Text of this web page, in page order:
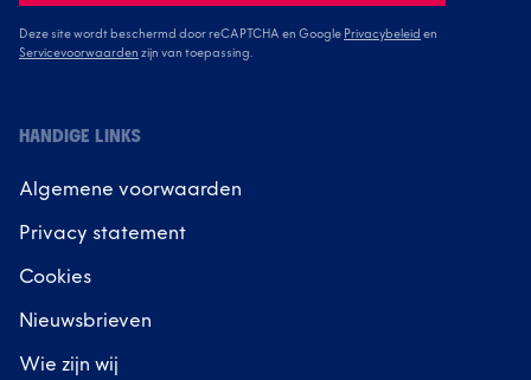
Deze site wordt beschermd door reCAPTCHA en Google Privacybeleid en
Servicevoorwaarden zijn van toepassing.
HANDIGE LINKS
Algemene voorwaarden
Privacy statement
Cookies
Nieuwsbrieven
Wie zijn wij